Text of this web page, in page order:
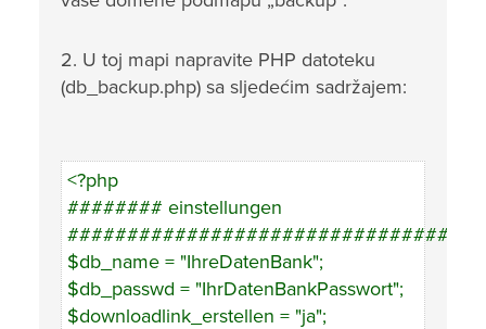
2. U toj mapi napravite PHP datoteku
(db_backup.php) sa sljedećim sadržajem:
<?php
######## einstellungen
$db_name = "IhreDatenBank";
$db_passwd = "IhrDatenBankPasswort";
$downloadlink_erstellen = "ja";